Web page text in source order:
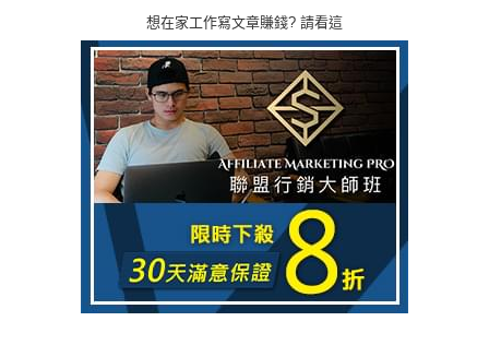
想在家工作寫文章賺錢? 請看這